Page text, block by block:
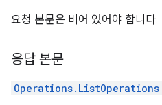
요청 본문은 비어 있어야 합니다.
응답 본문
Operations.ListOperations